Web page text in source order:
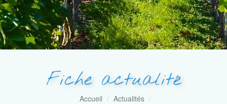
Fiche actualité
Accueil Actualités